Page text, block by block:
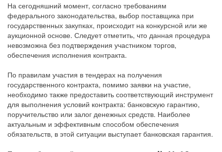
На сегодняшний момент, согласно требованиям
федерального законодательства, выбор поставщика при
государственных закупках, происходит на конкурсной или же
аукционной основе. Следует отметить, что данная процедура
невозможна без подтверждения участником торгов,
обеспечения исполнения контракта.
По правилам участия в тендерах на получения
государственного контракта, помимо заявки на участие,
необходимо также предоставить соответствующий инструмент
для выполнения условий контракта: банковскую гарантию,
поручительство или залог денежных средств. Наиболее
актуальным и эффективным способом обеспечения
обязательств, в этой ситуации выступает банковская гарантия.